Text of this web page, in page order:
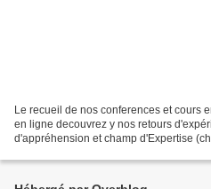
Le recueil de nos conferences et cours
en ligne decouvrez y nos retours
d'appréhension et champ d'Expertise